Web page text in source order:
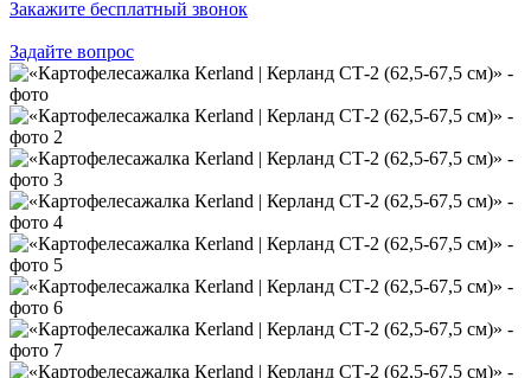
Закажите бесплатный звонок
Задайте вопрос